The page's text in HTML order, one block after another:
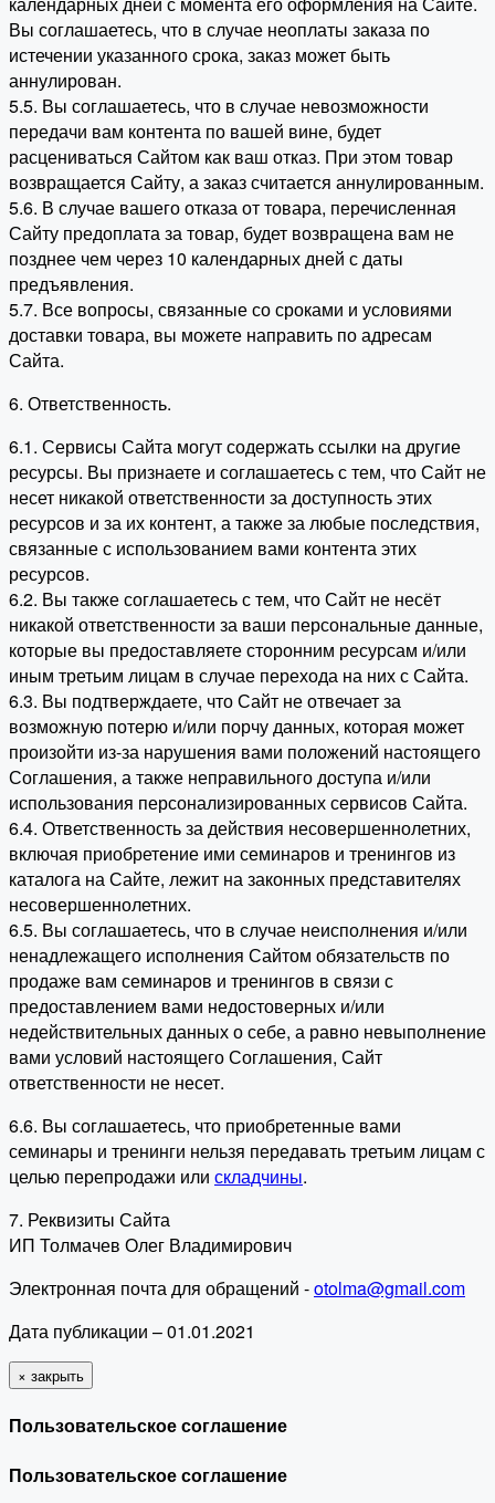
Вы соглашаетесь, что в случае неоплаты заказа по
истечении указанного срока, заказ может быть
аннулирован.
5.5. Вы соглашаетесь, что в случае невозможности
передачи вам контента по вашей вине, будет
расцениваться Сайтом как ваш отказ. При этом товар
возвращается Сайту, а заказ считается аннулированным.
5.6. В случае вашего отказа от товара, перечисленная
Сайту предоплата за товар, будет возвращена вам не
позднее чем через 10 календарных дней с даты
предъявления.
5.7. Все вопросы, связанные со сроками и условиями
доставки товара, вы можете направить по адресам
Сайта.
6. Ответственность.
6.1. Сервисы Сайта могут содержать ссылки на другие
ресурсы. Вы признаете и соглашаетесь с тем, что Сайт не
несет никакой ответственности за доступность этих
ресурсов и за их контент, а также за любые последствия,
связанные с использованием вами контента этих
ресурсов.
6.2. Вы также соглашаетесь с тем, что Сайт не несёт
никакой ответственности за ваши персональные данные,
которые вы предоставляете сторонним ресурсам и/или
иным третьим лицам в случае перехода на них с Сайта.
6.3. Вы подтверждаете, что Сайт не отвечает за
возможную потерю и/или порчу данных, которая может
произойти из-за нарушения вами положений настоящего
Соглашения, а также неправильного доступа и/или
использования персонализированных сервисов Сайта.
6.4. Ответственность за действия несовершеннолетних,
включая приобретение ими семинаров и тренингов из
каталога на Сайте, лежит на законных представителях
несовершеннолетних.
6.5. Вы соглашаетесь, что в случае неисполнения и/или
ненадлежащего исполнения Сайтом обязательств по
продаже вам семинаров и тренингов в связи с
предоставлением вами недостоверных и/или
недействительных данных о себе, а равно невыполнение
вами условий настоящего Соглашения, Сайт
ответственности не несет.
6.6. Вы соглашаетесь, что приобретенные вами
семинары и тренинги нельзя передавать третьим лицам с
целью перепродажи или складчины.
7. Реквизиты Сайта
ИП Толмачев Олег Владимирович
Электронная почта для обращений -otolma@gmail.com
Дата публикации – 01.01.2021
× закрыть
Пользовательское соглашение
Пользовательское соглашение